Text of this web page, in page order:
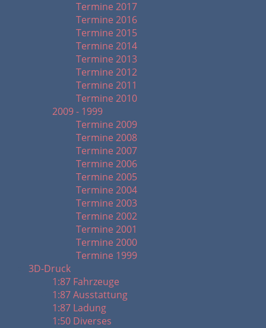
Termine 2017
Termine 2016
Termine 2015
Termine 2014
Termine 2013
Termine 2012
Termine 2011
Termine 2010
2009 - 1999
Termine 2009
Termine 2008
Termine 2007
Termine 2006
Termine 2005
Termine 2004
Termine 2003
Termine 2002
Termine 2001
Termine 2000
Termine 1999
3D-Druck
1:87 Fahrzeuge
1:87 Ausstattung
1:87 Ladung
1:50 Diverses